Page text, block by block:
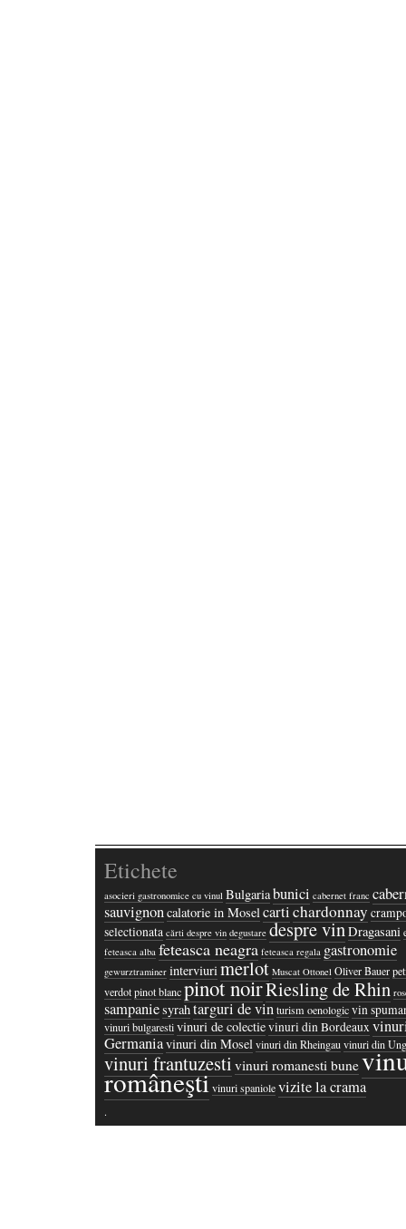
Etichete
asocieri gastronomice cu vinul Bulgariabunici cabernet franc
sauvignoncalatorie in Mosel cartichardonnay
selectionata cărti despre vin degustare despre vinDragasani
feteasca alba feteasca neagra feteasca regala gastronomie
gewurztraminer interviuri merlot Muscat Ottonel Oliver Bauer
verdotpinot blancpinot noirRiesling de Rhin
sampaniesyrahtarguri de vinturism oenologicvin
vinuri bulgarestivinuri de colectievinuri din Bordeaux
Germaniavinuri din Mosel vinuri din Rheingauvinuri din
vinuri frantuzesti vinuri romanesti bune
româneştivinuri spaniolevizite la crama
·